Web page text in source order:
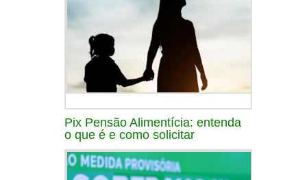
Pix Pensão Alimentícia: entenda
o que é e como solicitar